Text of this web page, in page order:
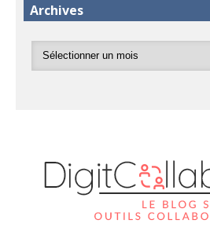
Archives